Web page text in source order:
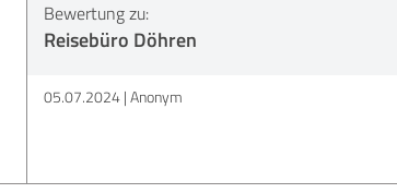
Bewertung zu:
Reisebüro Döhren
05.07.2024 Anonym